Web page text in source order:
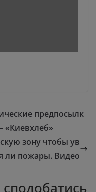
предпосылк
«Киевхлеб»
зону чтобы ув
ли пожары. Видео